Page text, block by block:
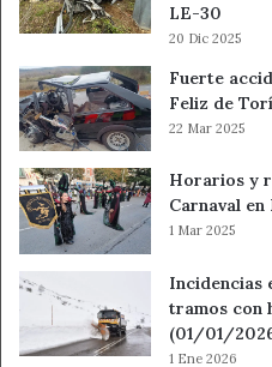
LE-30
20 Dic 2025
Fuerte
Feliz de
22 Mar 2025
Horarios y
Carnaval en
1 Mar 2025
Incidencias
tramos con
(01/01/
1 Ene 2026